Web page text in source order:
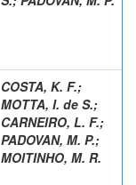
COSTA, K. F.;
MOTTA, I. de S.;
CARNEIRO, L. F.;
PADOVAN, M. P.;
MOITINHO, M. R.